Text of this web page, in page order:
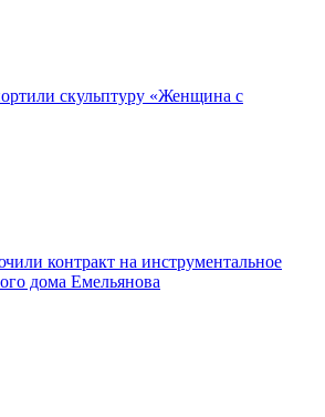
скульптуру «Женщина с
контракт на инструментальное
дома Емельянова